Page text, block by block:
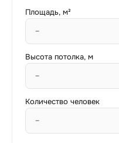
Площадь, м²
−
Высота потолка, м
−
Количество человек
−